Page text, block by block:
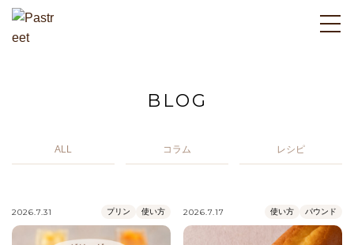
BLOG
ALL コラム レシピ
2026.7.31 プリン 使い方 2026.7.17 使い方 パウンド